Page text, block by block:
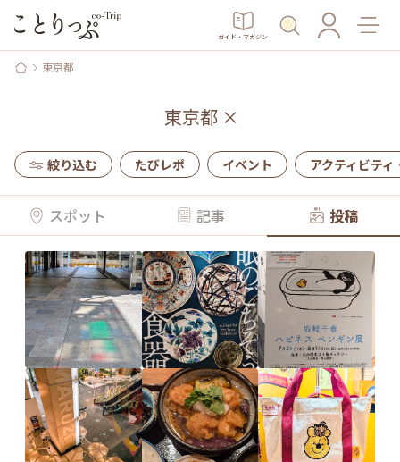
ガイド・マガジン
東京都
東京都 ×
絞り込む たびレポ イベント アクティビティ
スポット 記事 投稿